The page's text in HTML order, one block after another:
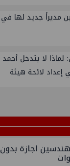
مديراً جديد لها في
لماذا لا يتدخل أحمد
إعداد لائحة هيئة
اجازة بدون